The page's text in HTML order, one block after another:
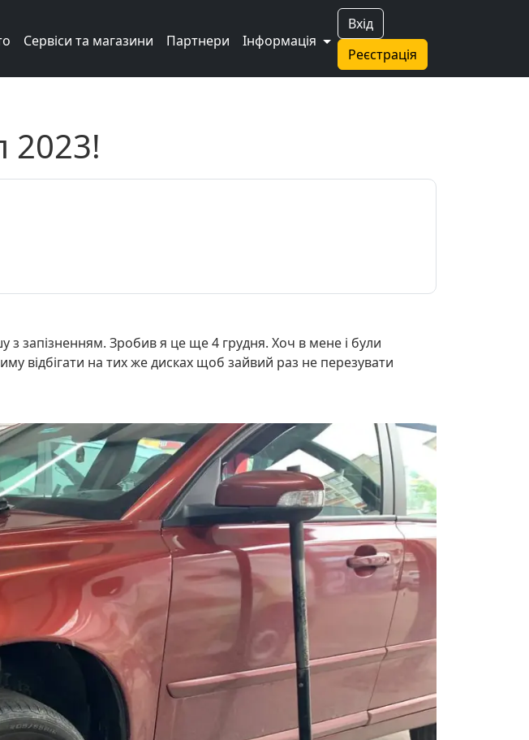
Вхід
Реєстрація
Сервіси та магазини Партнери Інформація
2023!
з запізненням. Зробив я це ще 4 грудня. Хоч в мене і були
відбігати на тих же дисках щоб зайвий раз не перезувати